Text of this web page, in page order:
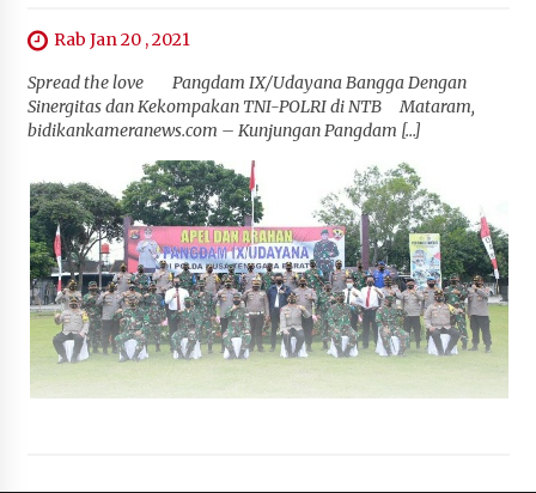
Rab Jan 20 , 2021
Spread the love Pangdam IX/Udayana Bangga Dengan
Sinergitas dan Kekompakan TNI-POLRI di NTB Mataram,
bidikankameranews.com – Kunjungan Pangdam […]